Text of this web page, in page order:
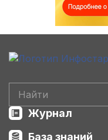
Журнал
База знаний